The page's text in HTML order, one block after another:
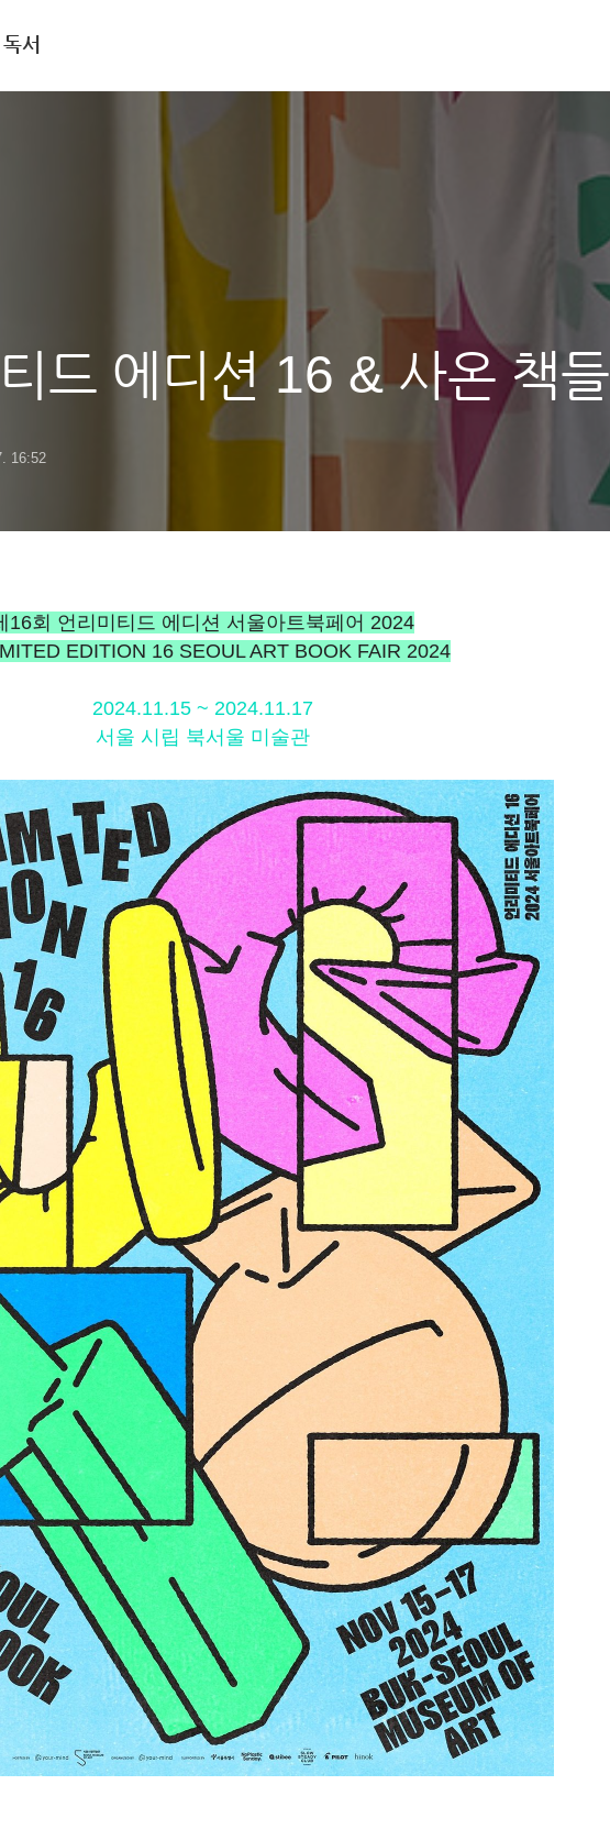
서
드 에디션 16 & 사온 책들
16:52
16회 언리미티드 에디션 서울아트북페어 2024
EDITION 16 SEOUL ART BOOK FAIR 2024
2024.11.15 ~ 2024.11.17
서울 시립 북서울 미술관